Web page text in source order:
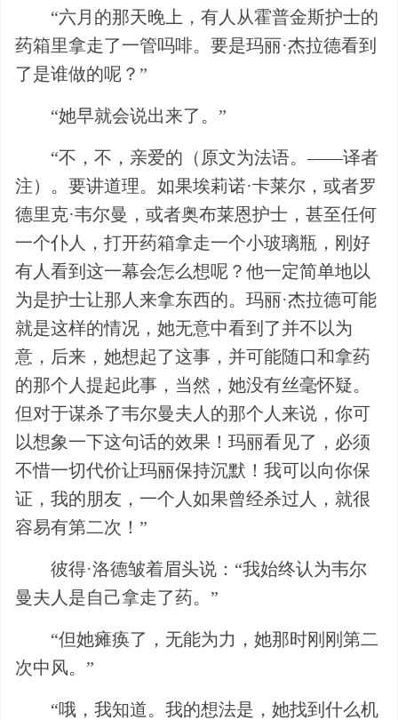
“六月的那天晚上，有人从霍普金斯护士的
药箱里拿走了一管吗啡。要是玛丽·杰拉德看到
了是谁做的呢？”
“她早就会说出来了。”
“不，不，亲爱的（原文为法语。——译者
注）。要讲道理。如果埃莉诺·卡莱尔，或者罗
德里克·韦尔曼，或者奥布莱恩护士，甚至任何
一个仆人，打开药箱拿走一个小玻璃瓶，刚好
有人看到这一幕会怎么想呢？他一定简单地以
为是护士让那人来拿东西的。玛丽·杰拉德可能
就是这样的情况，她无意中看到了并不以为
意，后来，她想起了这事，并可能随口和拿药
的那个人提起此事，当然，她没有丝毫怀疑。
但对于谋杀了韦尔曼夫人的那个人来说，你可
以想象一下这句话的效果！玛丽看见了，必须
不惜一切代价让玛丽保持沉默！我可以向你保
证，我的朋友，一个人如果曾经杀过人，就很
容易有第二次！”
彼得·洛德皱着眉头说：“我始终认为韦尔
曼夫人是自己拿走了药。”
“但她瘫痪了，无能为力，她那时刚刚第二
次中风。”
“哦，我知道。我的想法是，她找到什么机